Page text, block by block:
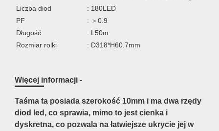
Liczba diod
: 180LED
PF
: ＞0.9
Długość
: L50m
Rozmiar rolki
: D318*H60.7mm
Więcej informacji -
Taśma ta posiada szerokość 10mm i ma dwa rzędy
diod led, co sprawia, mimo to jest cienka i
dyskretna, co pozwala na łatwiejsze ukrycie jej w